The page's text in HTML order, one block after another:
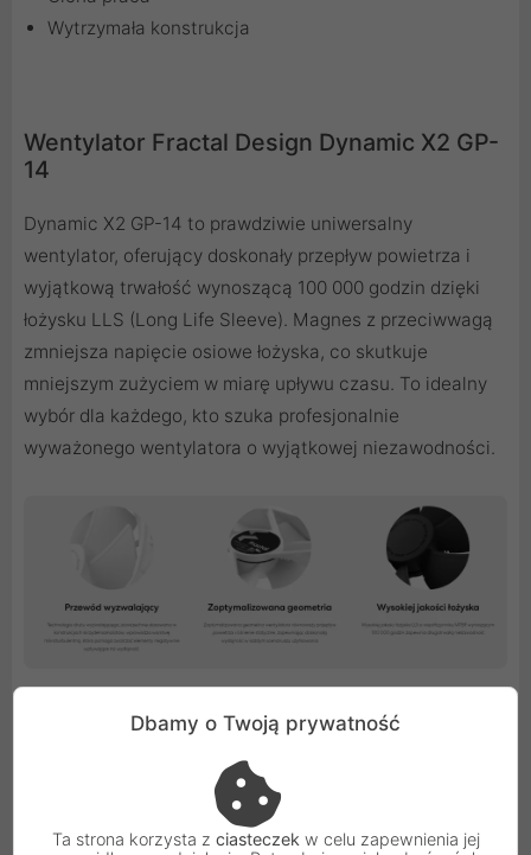
Wytrzymała konstrukcja
Wentylator Fractal Design Dynamic X2 GP-
14
Dynamic X2 GP-14 to prawdziwie uniwersalny
wentylator, oferujący doskonały przepływ powietrza i
wyjątkową trwałość wynoszącą 100 000 godzin dzięki
łożysku LLS (Long Life Sleeve). Magnes z przeciwwagą
zmniejsza napięcie osiowe łożyska, co skutkuje
mniejszym zużyciem w miarę upływu czasu. To idealny
wybór dla każdego, kto szuka profesjonalnie
wyważonego wentylatora o wyjątkowej niezawodności.
Inspirowane aerodynamiką
Aerodynamiczny stojan z wbudowanym okablowaniem
Dbamy o Twoją prywatność
Ta strona korzysta z ciasteczek w celu zapewnienia jej